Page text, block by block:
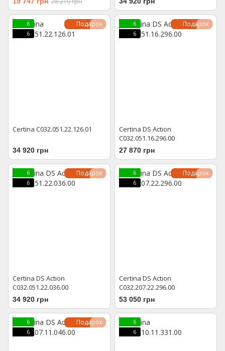
Подарок
6
6
Certina C032.051.22.126.01
34 920 грн
Подарок
6
6
Certina DS Action
C032.051.16.296.00
27 870 грн
Подарок
6
6
Certina DS Action
C032.051.22.036.00
34 920 грн
Подарок
6
6
Certina DS Action
C032.207.22.296.00
53 050 грн
Подарок
6
6
6
6